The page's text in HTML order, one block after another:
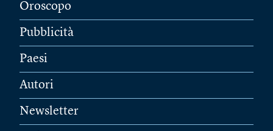
Oroscopo
Pubblicità
Paesi
Autori
Newsletter